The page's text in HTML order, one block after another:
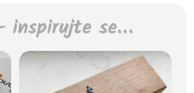
inspirujte se…